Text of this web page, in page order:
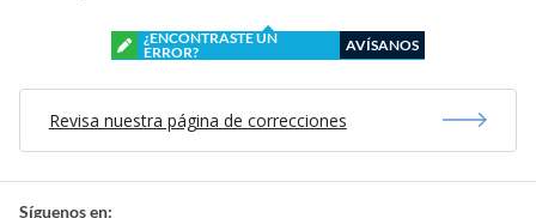
¿ENCONTRASTE UN
ERROR?
AVÍSANOS
Revisa nuestra página de correcciones
Síguenos en: